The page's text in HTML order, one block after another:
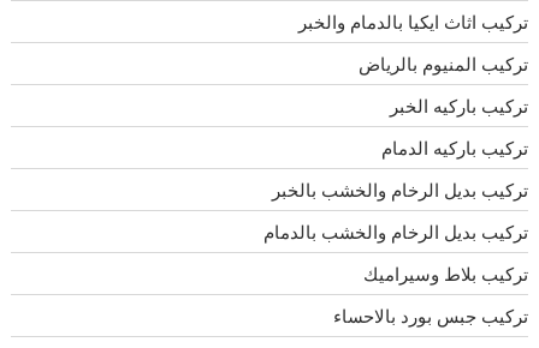
تركيب اثاث ايكيا بالدمام والخبر
تركيب المنيوم بالرياض
تركيب باركيه الخبر
تركيب باركيه الدمام
تركيب بديل الرخام والخشب بالخبر
تركيب بديل الرخام والخشب بالدمام
تركيب بلاط وسيراميك
تركيب جبس بورد بالاحساء